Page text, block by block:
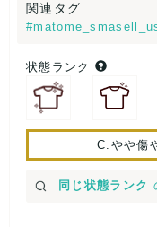
関連タグ
状態ランク
C.やや傷
同じ状態ランク